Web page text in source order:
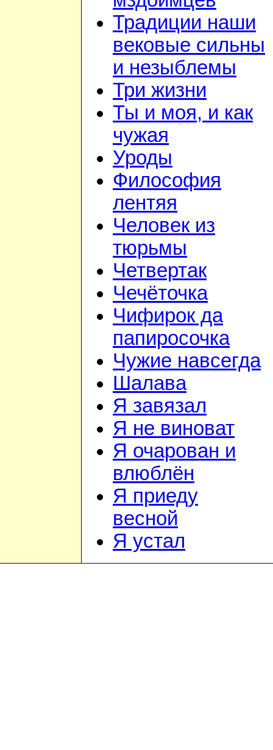
Традиции наши
вековые сильны
и незыблемы
Три жизни
Ты и моя, и как
чужая
Уроды
Философия
лентяя
Человек из
тюрьмы
Четвертак
Чечёточка
Чифирок да
папиросочка
Чужие навсегда
Шалава
Я завязал
Я не виноват
Я очарован и
влюблён
Я приеду
весной
Я устал